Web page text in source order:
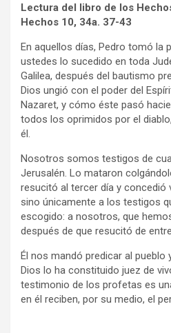
Lectura del libro de los
Hechos 10, 34a. 37-43
En aquellos días, Pedro tomó la
ustedes lo sucedido en toda
Galilea, después del bautismo
Dios ungió con el poder del
Nazaret, y cómo éste pasó
todos los oprimidos por el
él.
Nosotros somos testigos de
Jerusalén. Lo mataron
resucitó al tercer día y concedió
sino únicamente a los testigos
escogido: a nosotros, que
después de que resucitó de
Él nos mandó predicar al pueblo
Dios lo ha constituido juez de
testimonio de los profetas es
en él reciben, por su medio, el